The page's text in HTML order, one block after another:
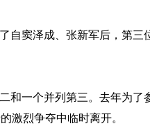
窦泽成、张新军后，第三
一个并列第三。去年为了
激烈争夺中临时离开。